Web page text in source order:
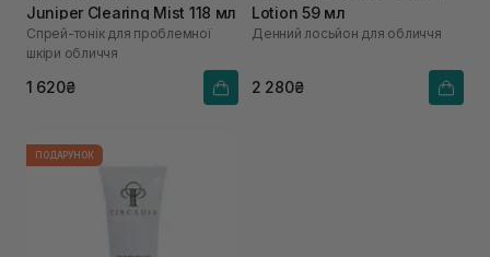
Juniper Clearing Mist 118 мл
Спрей-тонік для проблемної
шкіри обличчя
1 620₴
Lotion 59 мл
Денний лосьйон для обличчя
2 280₴
ПОДАРУНОК